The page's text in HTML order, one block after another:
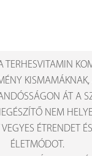
ÁT A
NEM
ÉTRENDET
ÉLETMÓDOT.